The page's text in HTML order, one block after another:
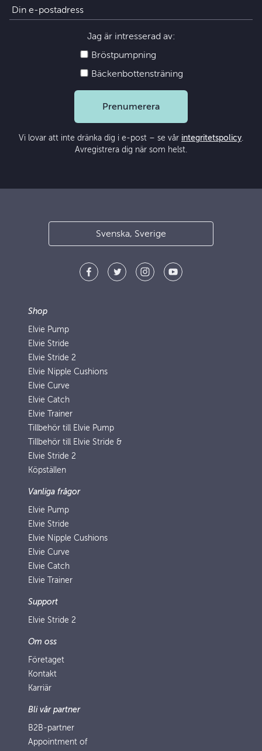
Jag är intresserad av:
Bröstpumpning
Bäckenbottensträning
Prenumerera
Vi lovar att inte dränka dig i e-post – se vår integritetspolicy.
Avregistrera dig när som helst.
Svenska, Sverige
Shop
Elvie Pump
Elvie Stride
Elvie Stride 2
Elvie Nipple Cushions
Elvie Curve
Elvie Catch
Elvie Trainer
Tillbehör till Elvie Pump
Tillbehör till Elvie Stride &
Elvie Stride 2
Köpställen
Vanliga frågor
Elvie Pump
Elvie Stride
Elvie Nipple Cushions
Elvie Curve
Elvie Catch
Elvie Trainer
Support
Elvie Stride 2
Om oss
Företaget
Kontakt
Karriär
Bli vår partner
B2B-partner
Appointment of